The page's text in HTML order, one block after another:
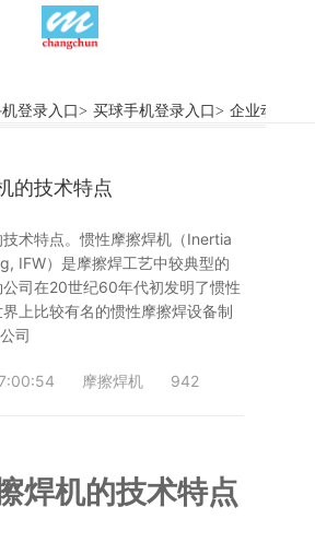
球(中国)
登录入口> 买球手机登录入口> 企业动态
的技术特点
术特点。惯性摩擦焊机（Inertia
IFW）是摩擦焊工艺中较典型的
司在20世纪60年代初发明了惯性
上比较有名的惯性摩擦焊设备制
司
摩擦焊机 942
焊机的技术特点